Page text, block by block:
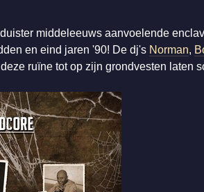
middeleeuws aanvoelende
en eind jaren '90! De dj's Norman,
ruïne tot op zijn grondvesten laten